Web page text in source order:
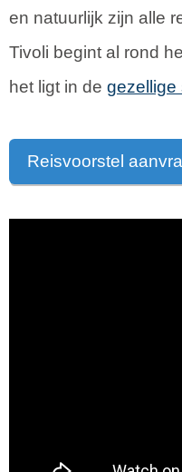
en natuurlijk zijn alle
Tivoli begint al rond
het ligt in de gezellige
Reisvoorstel